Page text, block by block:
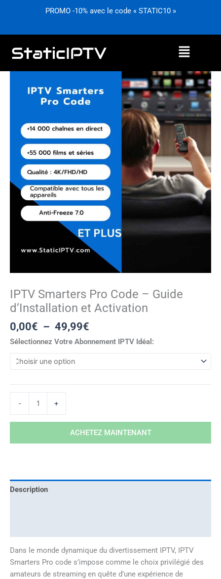
PROMO -10% avec le code « STATIC10 »
Menu
IPTV Smarters Pro Code – Guide
d’Installation et Activation
0,00€ – 49,99€
de
prix :
à
49,99€
Sélectionnez Votre Abonnement IPTV Idéal:
-
Code
Guide
d’Installation
et
Activation
+
ACHETEZ MAINTENANT
Description
Dans le monde dynamique du divertissement IPTV, IPTV
Smarters Pro code s’impose comme le choix privilégié des
amateurs de streaming en quête d’une expérience de